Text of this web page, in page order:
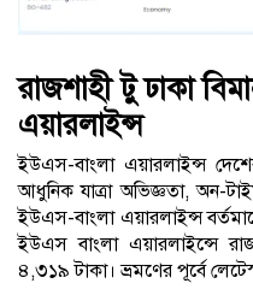
রাজশাহী টু ঢাকা
এয়ারলাইন্স
ইউএস-বাংলা এয়ারলাইন্স দেশের
আধুনিক যাত্রা অভিজ্ঞতা, অন-
ইউএস-বাংলা এয়ারলাইন্স
ইউএস বাংলা এয়ারলাইন্সে
৪,৩১৯ টাকা। ভ্রমণের পূর্বে